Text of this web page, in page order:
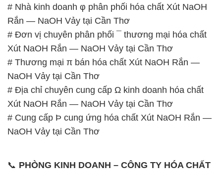
# Nhà kinh doanh φ phân phối hóa chất Xút NaOH
Rắn — NaOH Vảy tại Cần Thơ
# Đơn vị chuyên phân phối ¯ thương mại hóa chất
Xút NaOH Rắn — NaOH Vảy tại Cần Thơ
# Thương mại π bán hóa chất Xút NaOH Rắn —
NaOH Vảy tại Cần Thơ
# Địa chỉ chuyên cung cấp Ω kinh doanh hóa chất
Xút NaOH Rắn — NaOH Vảy tại Cần Thơ
# Cung cấp Þ cung ứng hóa chất Xút NaOH Rắn —
NaOH Vảy tại Cần Thơ
📞 PHÒNG KINH DOANH – CÔNG TY HÓA CHẤT